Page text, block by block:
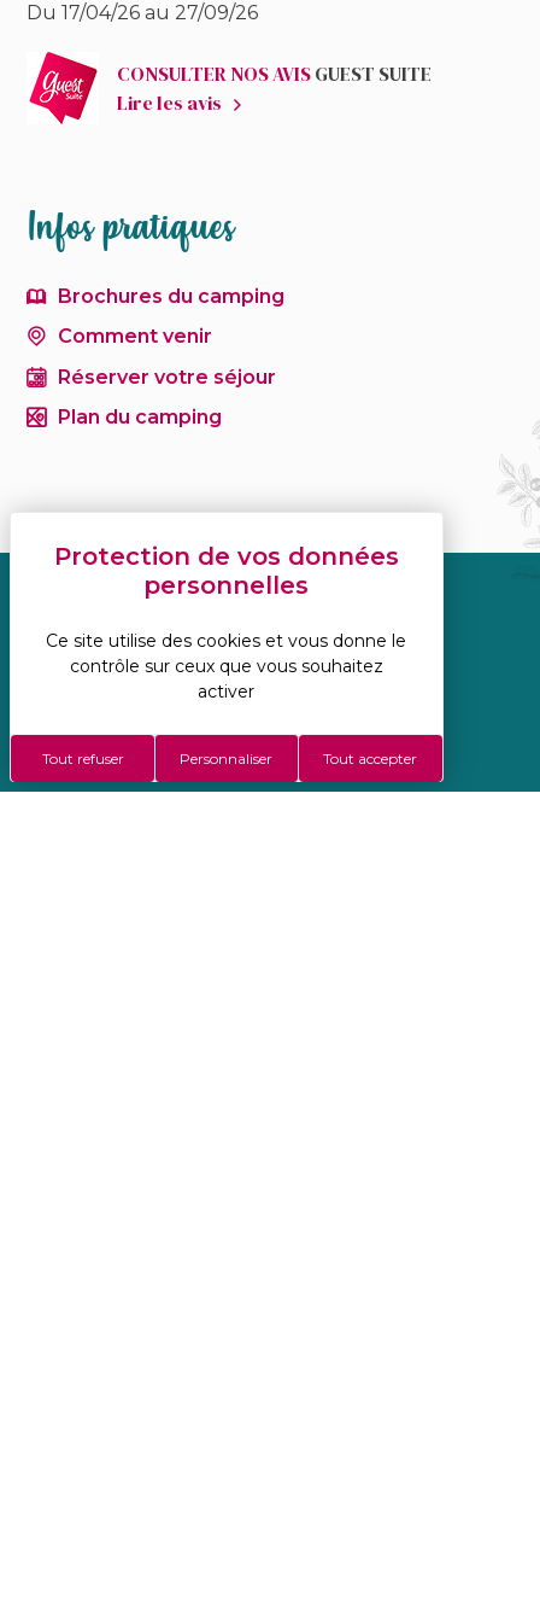
Du 17/04/26 au 27/09/26
CONSULTER NOS AVISGUEST SUITE
Lire les avis
Infos pratiques
Brochures du camping
Comment venir
Réserver votre séjour
Plan du camping
Réalisation Koredge
Mentions légales
Politique de confidentialité
Conditions Générales De Vente
Ce site utilise des cookies et vous donne le
contrôle sur ceux que vous souhaitez
activer
Tout accepter
Tout refuser Personnaliser